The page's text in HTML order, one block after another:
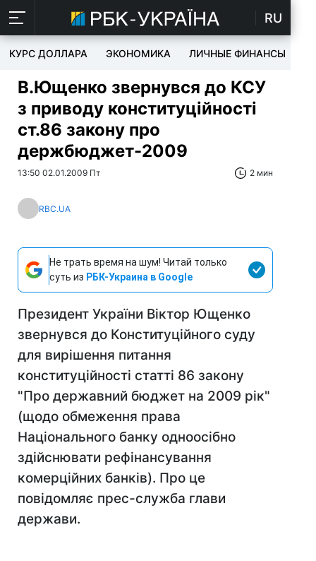
RU
КУРС ДОЛЛАРА ЭКОНОМИКА ЛИЧНЫЕ ФИНАНСЫ
В.Ющенко звернувся до КСУ
з приводу конституційності
ст.86 закону про
держбюджет-2009
13:50 02.01.2009 Пт 2 мин
RBC.UA
Не трать время на шум! Читай только
суть из РБК-Украина в Google
Президент України Віктор Ющенко
звернувся до Конституційного суду
для вирішення питання
конституційності статті 86 закону
"Про державний бюджет на 2009 рік"
(щодо обмеження права
Національного банку одноосібно
здійснювати рефінансування
комерційних банків). Про це
повідомляє прес-служба глави
держави.